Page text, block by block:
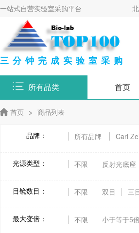
一站式自营实验室采购平台
三分钟完成实验室采购
所有品类 首页
首页 > 商品列表
品牌： 所有品牌 Carl
光源类型： 不限 反射光底座
目镜数目： 不限 双目 三
最大变倍： 不限 小于等于5